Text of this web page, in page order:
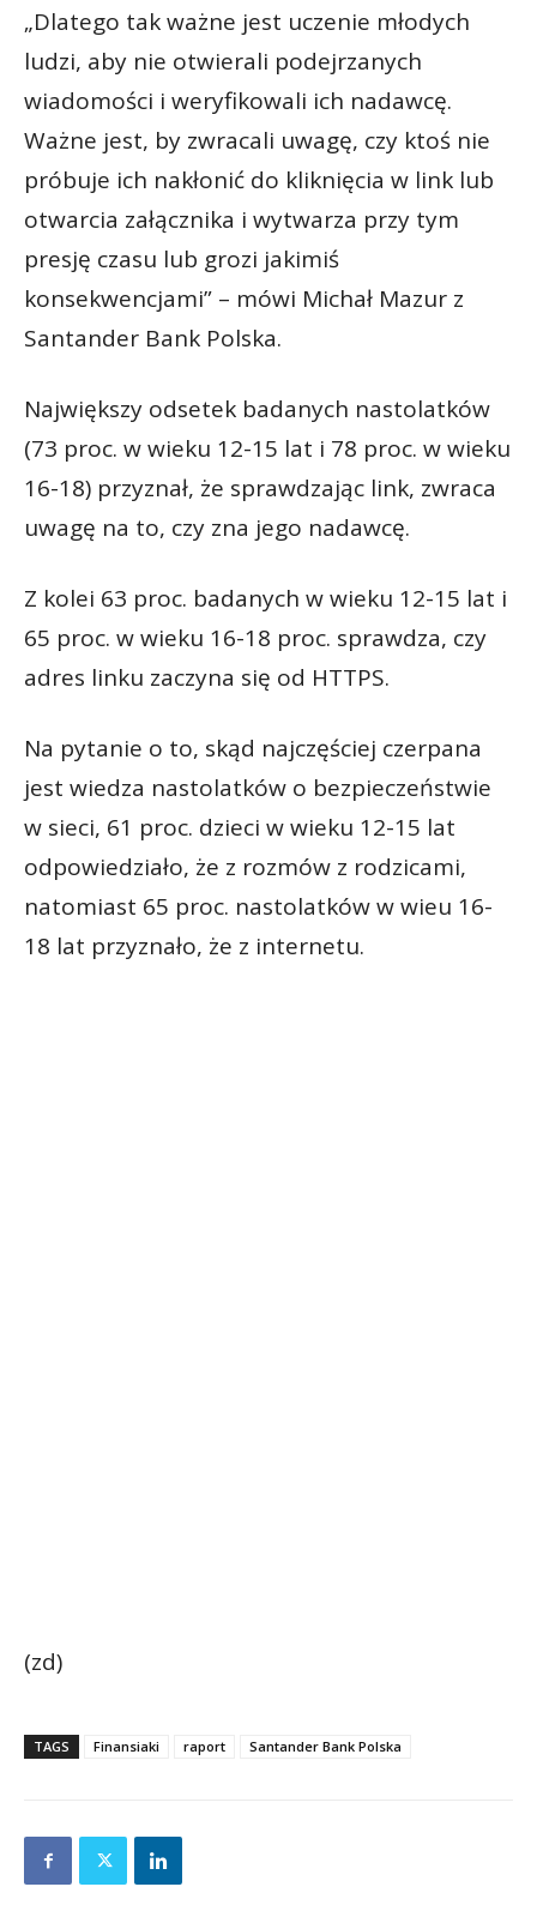
„Dlatego tak ważne jest uczenie młodych
ludzi, aby nie otwierali podejrzanych
wiadomości i weryfikowali ich nadawcę.
Ważne jest, by zwracali uwagę, czy ktoś nie
próbuje ich nakłonić do kliknięcia w link lub
otwarcia załącznika i wytwarza przy tym
presję czasu lub grozi jakimiś
konsekwencjami” – mówi Michał Mazur z
Santander Bank Polska.
Największy odsetek badanych nastolatków
(73 proc. w wieku 12-15 lat i 78 proc. w wieku
16-18) przyznał, że sprawdzając link, zwraca
uwagę na to, czy zna jego nadawcę.
Z kolei 63 proc. badanych w wieku 12-15 lat i
65 proc. w wieku 16-18 proc. sprawdza, czy
adres linku zaczyna się od HTTPS.
Na pytanie o to, skąd najczęściej czerpana
jest wiedza nastolatków o bezpieczeństwie
w sieci, 61 proc. dzieci w wieku 12-15 lat
odpowiedziało, że z rozmów z rodzicami,
natomiast 65 proc. nastolatków w wieu 16-
18 lat przyznało, że z internetu.
(zd)
TAGS Finansiaki raport Santander Bank Polska